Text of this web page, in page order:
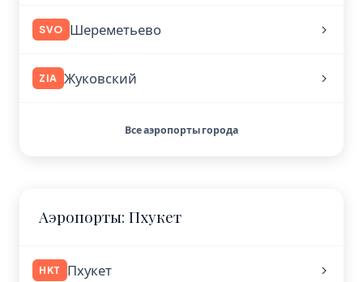
SVO Шереметьево
ZIA Жуковский
Все аэропорты города
Аэропорты: Пхукет
HKT Пхукет